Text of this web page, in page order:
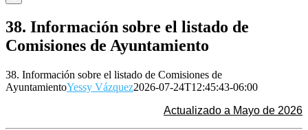
38. Información sobre el listado de
Comisiones de Ayuntamiento
38. Información sobre el listado de Comisiones de
AyuntamientoYessy Vázquez2026-07-24T12:45:43-06:00
Actualizado a Mayo de 2026